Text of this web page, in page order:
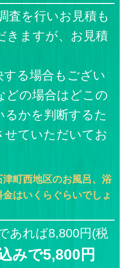
査を行いお見積も
きますが、お見積
る場合もござい
どの場合はどこの
かを判断するた
せていただいてお
町西地区のお風呂、浴
はいくらぐらいでしょ
あれば8,800円(税
みで5,800円